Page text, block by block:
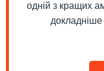
одній з кращих
докладніше